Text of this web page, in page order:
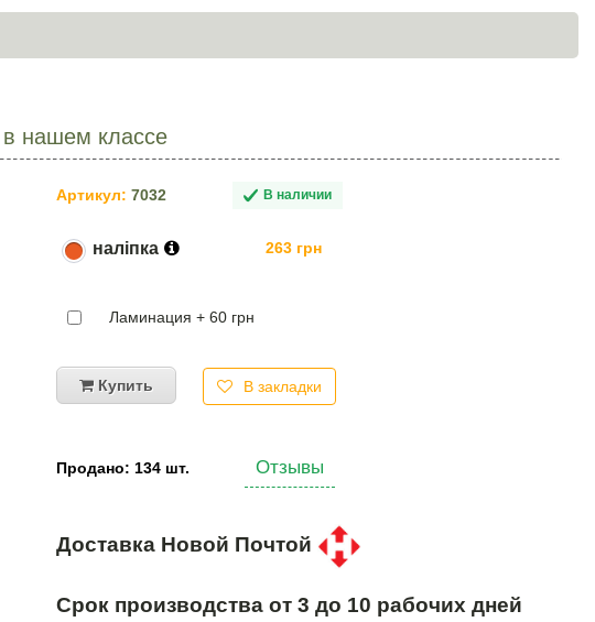
нашем классе
Артикул: 7032 В наличии
наліпка 263 грн
Ламинация + 60 грн
Купить В закладки
Продано: 134 шт. Отзывы
Доставка Новой Почтой
Срок производства от 3 до 10 рабочих дней